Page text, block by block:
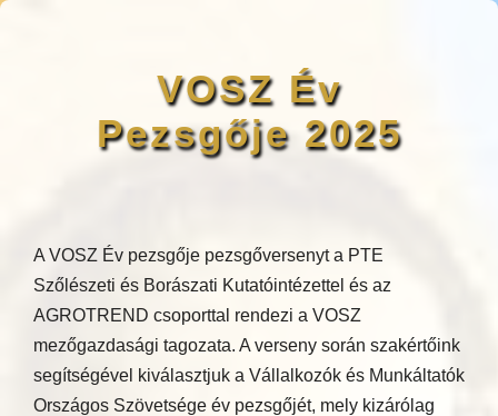
VOSZ Év
Pezsgője 2025
A VOSZ Év pezsgője pezsgőversenyt a PTE
Szőlészeti és Borászati Kutatóintézettel és az
AGROTREND csoporttal rendezi a VOSZ
mezőgazdasági tagozata. A verseny során szakértőink
segítségével kiválasztjuk a Vállalkozók és Munkáltatók
Országos Szövetsége év pezsgőjét, mely kizárólag